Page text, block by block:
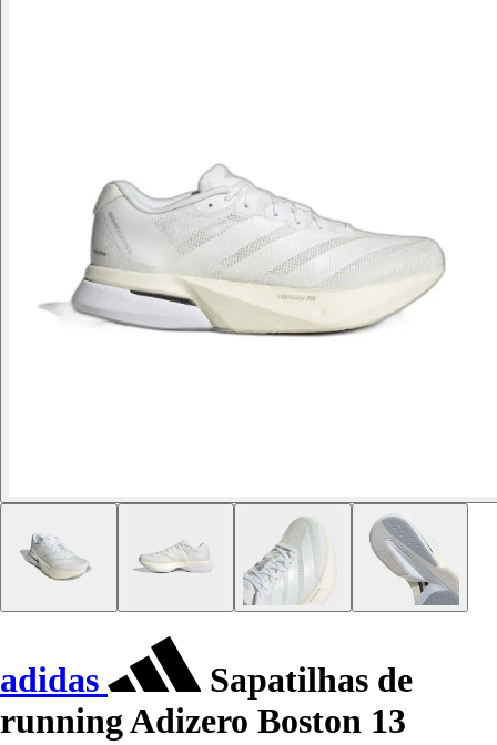
adidas
Sapatilhas de
running Adizero Boston 13